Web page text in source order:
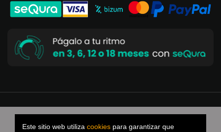
Este sitio web utiliza cookies para garantizar que